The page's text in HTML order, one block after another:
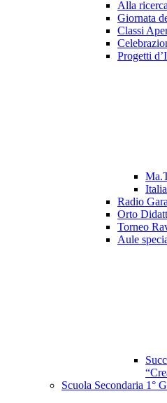
Alla
Giornata
Classi
Progetti
Radio
Orto
Torneo
Aule
Scuola Secondaria 1°